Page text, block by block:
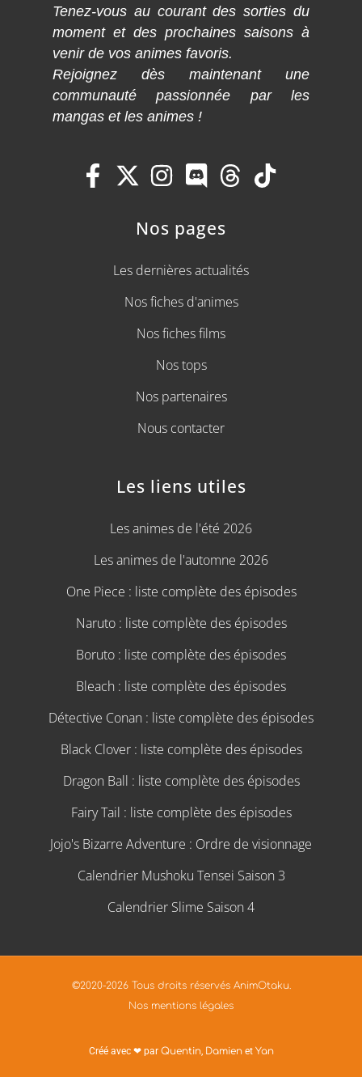
Tenez-vous au courant des sorties du
moment et des prochaines saisons à
venir de vos animes favoris.
Rejoignez dès maintenant une
communauté passionnée par les
mangas et les animes !
Nos pages
Les dernières actualités
Nos fiches d'animes
Nos fiches films
Nos tops
Nos partenaires
Nous contacter
Les liens utiles
Les animes de l'été 2026
Les animes de l'automne 2026
One Piece : liste complète des épisodes
Naruto : liste complète des épisodes
Boruto : liste complète des épisodes
Bleach : liste complète des épisodes
Détective Conan : liste complète des épisodes
Black Clover : liste complète des épisodes
Dragon Ball : liste complète des épisodes
Fairy Tail : liste complète des épisodes
Jojo's Bizarre Adventure : Ordre de visionnage
Calendrier Mushoku Tensei Saison 3
Calendrier Slime Saison 4
©2020-2026 Tous droits réservés AnimOtaku.
Nos mentions légales
Créé avec ❤ par Quentin, Damienet Yan